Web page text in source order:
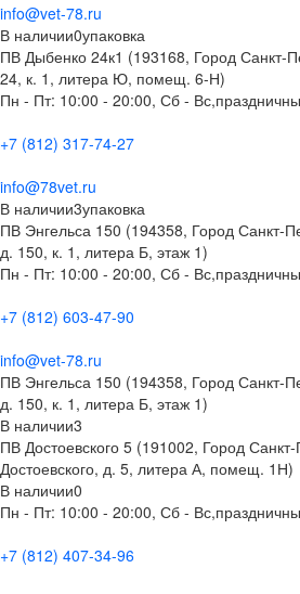
info@vet-78.ru
В наличии0упаковка
ПВ Дыбенко 24к1 (193168, Город Санкт-
24, к. 1, литера Ю, помещ. 6-Н)
Пн - Пт: 10:00 - 20:00, Сб -
+7 (812) 317-74-27
info@78vet.ru
В наличии3упаковка
ПВ Энгельса 150 (194358, Город Санкт-
д. 150, к. 1, литера Б, этаж 1)
Пн - Пт: 10:00 - 20:00, Сб -
+7 (812) 603-47-90
info@vet-78.ru
ПВ Энгельса 150 (194358, Город Санкт-
д. 150, к. 1, литера Б, этаж 1)
В наличии3
ПВ Достоевского 5 (191002, Город
Достоевского, д. 5, литера А, помещ. 1Н)
В наличии0
Пн - Пт: 10:00 - 20:00, Сб -
+7 (812) 407-34-96